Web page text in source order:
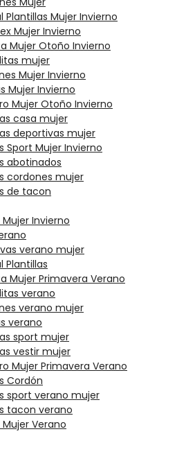
Plantillas Mujer Invierno
Mujer Invierno
Mujer Otoño Invierno
mujer
Mujer Invierno
Mujer Invierno
Mujer Otoño Invierno
casa mujer
deportivas mujer
Sport Mujer Invierno
abotinados
cordones mujer
de tacon
Invierno
verano mujer
Plantillas
Mujer Primavera Verano
verano
verano mujer
verano
sport mujer
vestir mujer
Mujer Primavera Verano
Cordón
sport verano mujer
tacon verano
Verano